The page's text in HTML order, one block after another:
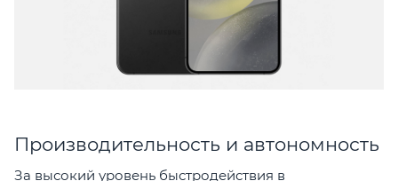
Производительность и автономность
За высокий уровень быстродействия в